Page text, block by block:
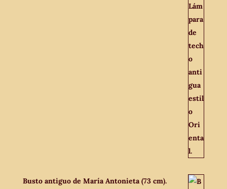
Busto antiguo de María Antonieta (73 cm).